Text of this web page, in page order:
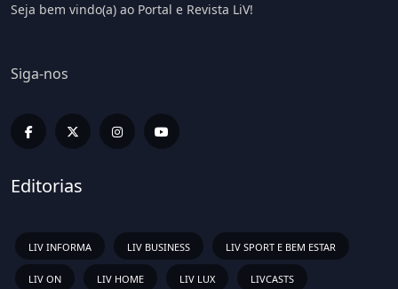
Seja bem vindo(a) ao Portal e Revista LiV!
Siga-nos
Editorias
LIV INFORMA LIV BUSINESS LIV SPORT E BEM ESTAR
LIV ON LIV HOME LIV LUX LIVCASTS